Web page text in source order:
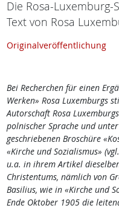
Die Rosa-
Text von Rosa
Originalveröffentlichung
Bei Recherchen für einen
Werken» Rosa Luxemburgs
Autorschaft Rosa
polnischer Sprache und
geschriebenen Broschüre
«Kirche und Sozialismus»
u.a. in ihrem Artikel
Christentums, nämlich von
Basilius, wie in «Kirche und
Ende Oktober 1905 die